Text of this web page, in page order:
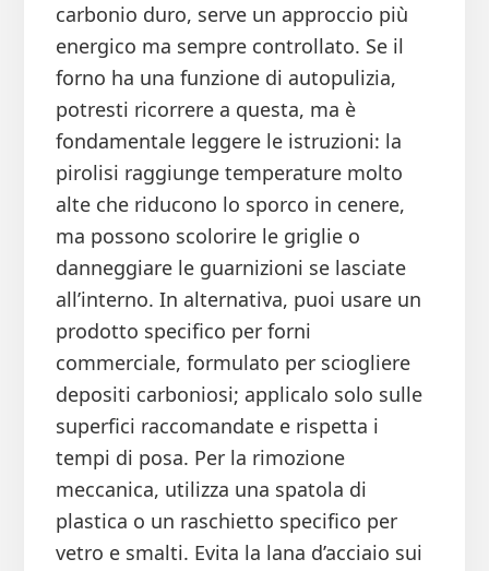
carbonio duro, serve un approccio più
energico ma sempre controllato. Se il
forno ha una funzione di autopulizia,
potresti ricorrere a questa, ma è
fondamentale leggere le istruzioni: la
pirolisi raggiunge temperature molto
alte che riducono lo sporco in cenere,
ma possono scolorire le griglie o
danneggiare le guarnizioni se lasciate
all’interno. In alternativa, puoi usare un
prodotto specifico per forni
commerciale, formulato per sciogliere
depositi carboniosi; applicalo solo sulle
superfici raccomandate e rispetta i
tempi di posa. Per la rimozione
meccanica, utilizza una spatola di
plastica o un raschietto specifico per
vetro e smalti. Evita la lana d’acciaio sui